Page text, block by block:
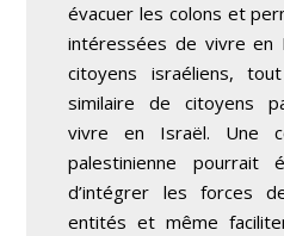
évacuer les colons et
intéressées de vivre en
citoyens israéliens,
similaire de citoyens
vivre en Israël. Une
palestinienne pourrait
d’intégrer les forces
entités et même